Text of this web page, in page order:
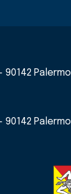
90142 Palermo
90142 Palermo